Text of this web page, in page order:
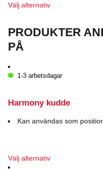
Välj alternativDen
har
alternativen
på
PRODUKTER
PÅ
1-3 arbetsdagar
Harmony kudde
Kan användas som
Välj alternativDen